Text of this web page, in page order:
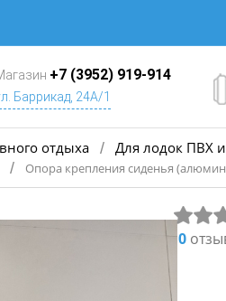
+7 (3952) 919-914
Баррикад, 24А/1
отдыха / Для лодок ПВХ
/ Опора крепления сиденья
0